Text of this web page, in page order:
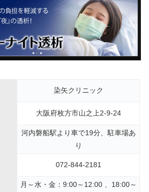
染矢クリニック
大阪府枚方市山之上2-9-24
河内磐船駅より車で19分、駐車場あ
り
072-844-2181
月～水・金：9:00～12:00 、18:00～